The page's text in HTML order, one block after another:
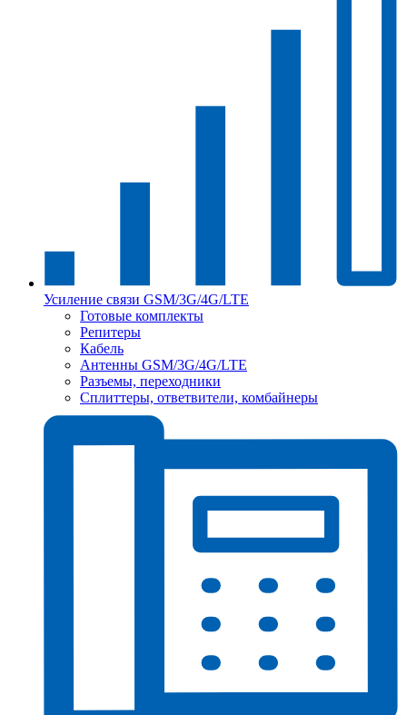
Усиление связи GSM/3G/4G/LTE
Готовые комплекты
Репитеры
Кабель
Антенны GSM/3G/4G/LTE
Разъемы, переходники
Сплиттеры, ответвители, комбайнеры